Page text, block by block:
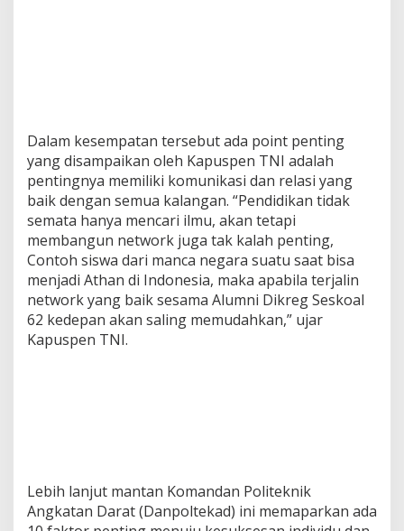
Dalam kesempatan tersebut ada point penting
yang disampaikan oleh Kapuspen TNI adalah
pentingnya memiliki komunikasi dan relasi yang
baik dengan semua kalangan. “Pendidikan tidak
semata hanya mencari ilmu, akan tetapi
membangun network juga tak kalah penting,
Contoh siswa dari manca negara suatu saat bisa
menjadi Athan di Indonesia, maka apabila terjalin
network yang baik sesama Alumni Dikreg Seskoal
62 kedepan akan saling memudahkan,” ujar
Kapuspen TNI.
Lebih lanjut mantan Komandan Politeknik
Angkatan Darat (Danpoltekad) ini memaparkan ada